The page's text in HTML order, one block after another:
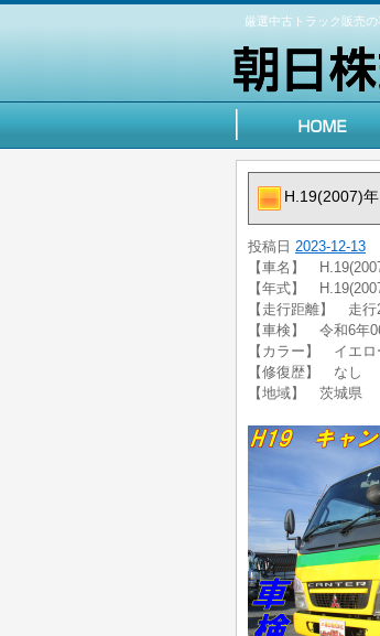
厳選中古トラック販売
H.19(2007)
投稿日 2023-12-13
【車名】
【年式】
【走行距離】 走行
【車検】 令和6年
【カラー】 イエロ
【修復歴】 なし
【地域】 茨城県